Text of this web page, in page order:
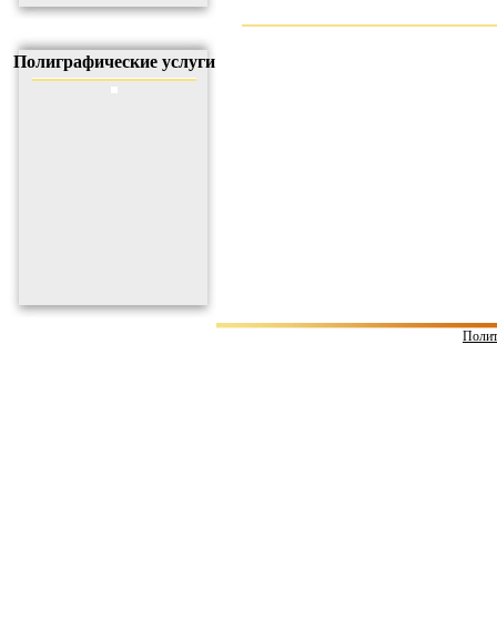
Полиграфические услуги